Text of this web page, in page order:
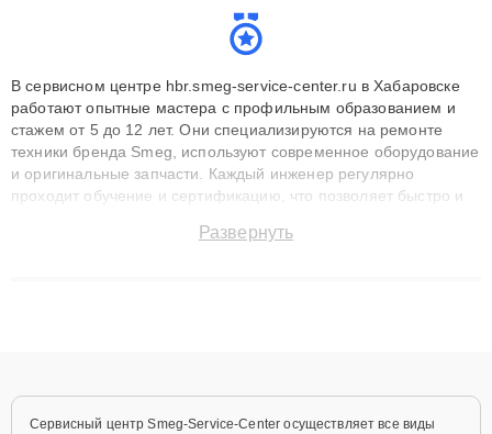
В сервисном центре hbr.smeg-service-center.ru в Хабаровске
работают опытные мастера с профильным образованием и
стажем от 5 до 12 лет. Они специализируются на ремонте
техники бренда Smeg, используют современное оборудование
и оригинальные запчасти. Каждый инженер регулярно
проходит обучение и сертификацию, что позволяет быстро и
сохранением гарантии до 3 лет. Наши мастера решают
Развернуть
Сервисный центр Smeg-Service-Center осуществляет все виды